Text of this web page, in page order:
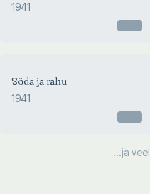
1941
Sõda ja rahu
1941
...ja veel